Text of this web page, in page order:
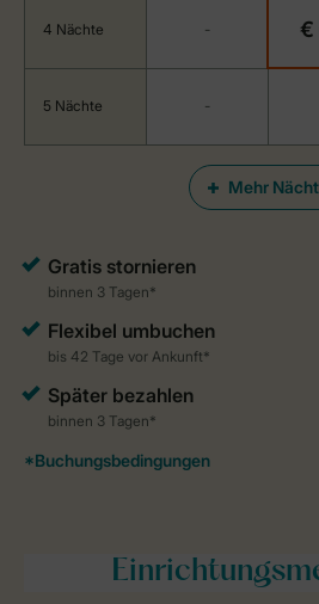
Mehr
4 Nächte - €
5 Nächte -